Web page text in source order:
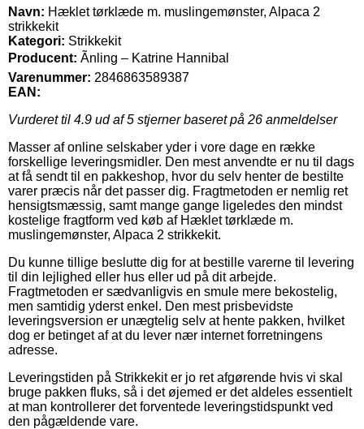
Navn: Hæklet tørklæde m. muslingemønster, Alpaca 2
strikkekit
Kategori: Strikkekit
Producent: Ãnling – Katrine Hannibal
Varenummer: 2846863589387
EAN:
Vurderet til 4.9 ud af 5 stjerner baseret på 26 anmeldelser
Masser af online selskaber yder i vore dage en række
forskellige leveringsmidler. Den mest anvendte er nu til dags
at få sendt til en pakkeshop, hvor du selv henter de bestilte
varer præcis når det passer dig. Fragtmetoden er nemlig ret
hensigtsmæssig, samt mange gange ligeledes den mindst
kostelige fragtform ved køb af Hæklet tørklæde m.
muslingemønster, Alpaca 2 strikkekit.
Du kunne tillige beslutte dig for at bestille varerne til levering
til din lejlighed eller hus eller ud på dit arbejde.
Fragtmetoden er sædvanligvis en smule mere bekostelig,
men samtidig yderst enkel. Den mest prisbevidste
leveringsversion er unægtelig selv at hente pakken, hvilket
dog er betinget af at du lever nær internet forretningens
adresse.
Leveringstiden på Strikkekit er jo ret afgørende hvis vi skal
bruge pakken fluks, så i det øjemed er det aldeles essentielt
at man kontrollerer det forventede leveringstidspunkt ved
den pågældende vare.